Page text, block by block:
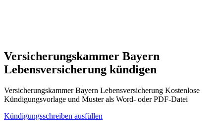
Versicherungskammer Bayern
Lebensversicherung kündigen
Versicherungskammer Bayern Lebensversicherung Kostenlose
Kündigungsvorlage und Muster als Word- oder PDF-Datei
Kündigungsschreiben ausfüllen